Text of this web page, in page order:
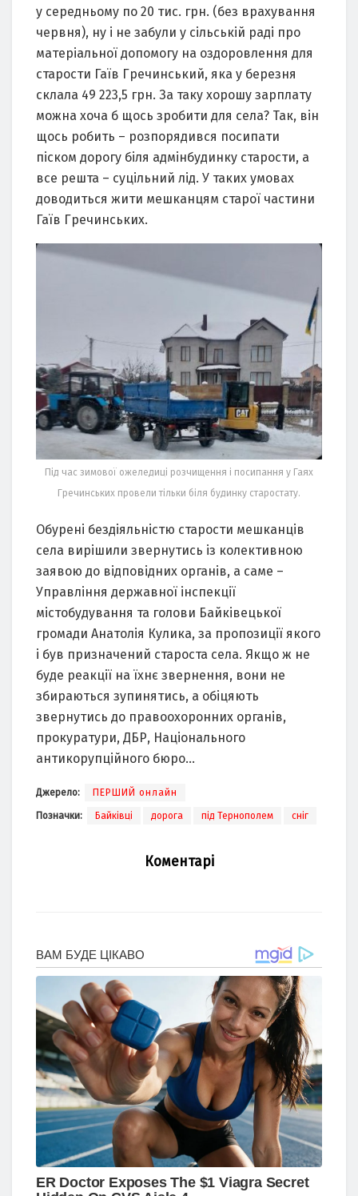
у середньому по 20 тис. грн. (без врахування
червня), ну і не забули у сільській раді про
матеріальної допомогу на оздоровлення для
старости Гаїв Гречинський, яка у березня
склала 49 223,5 грн. За таку хорошу зарплату
можна хоча б щось зробити для села? Так, він
щось робить – розпорядився посипати
піском дорогу біля адмінбудинку старости, а
все решта – суцільний лід. У таких умовах
доводиться жити мешканцям старої частини
Гаїв Гречинських.
Під час зимової ожеледиці розчищення і посипання у Гаях
Гречинських провели тільки біля будинку старостату.
Обурені бездіяльністю старости мешканців
села вирішили звернутись із колективною
заявою до відповідних органів, а саме –
Управління державної інспекції
містобудування та голови Байківецької
громади Анатолія Кулика, за пропозиції якого
і був призначений староста села. Якщо ж не
буде реакції на їхнє звернення, вони не
збираються зупинятись, а обіцяють
звернутись до правоохоронних органів,
прокуратури, ДБР, Національного
антикорупційного бюро…
Джерело: ПЕРШИЙ онлайн
Позначки: Байківці дорога під Тернополем сніг
Коментарі